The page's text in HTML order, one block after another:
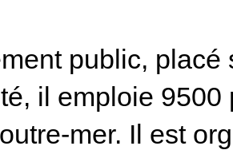
public,
il emploie
mer. Il est